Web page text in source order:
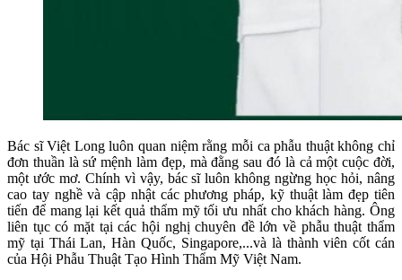
Bác sĩ Việt Long luôn quan niệm rằng mỗi ca phẫu thuật không chỉ
đơn thuần là sứ mệnh làm đẹp, mà đằng sau đó là cả một cuộc đời,
một ước mơ. Chính vì vậy, bác sĩ luôn không ngừng học hỏi, nâng
cao tay nghề và cập nhật các phương pháp, kỹ thuật làm đẹp tiên
tiến để mang lại kết quả thẩm mỹ tối ưu nhất cho khách hàng. Ông
liên tục có mặt tại các hội nghị chuyên đề lớn về phẫu thuật thẩm
mỹ tại Thái Lan, Hàn Quốc, Singapore,...và là thành viên cốt cán
của Hội Phẫu Thuật Tạo Hình Thẩm Mỹ Việt Nam.